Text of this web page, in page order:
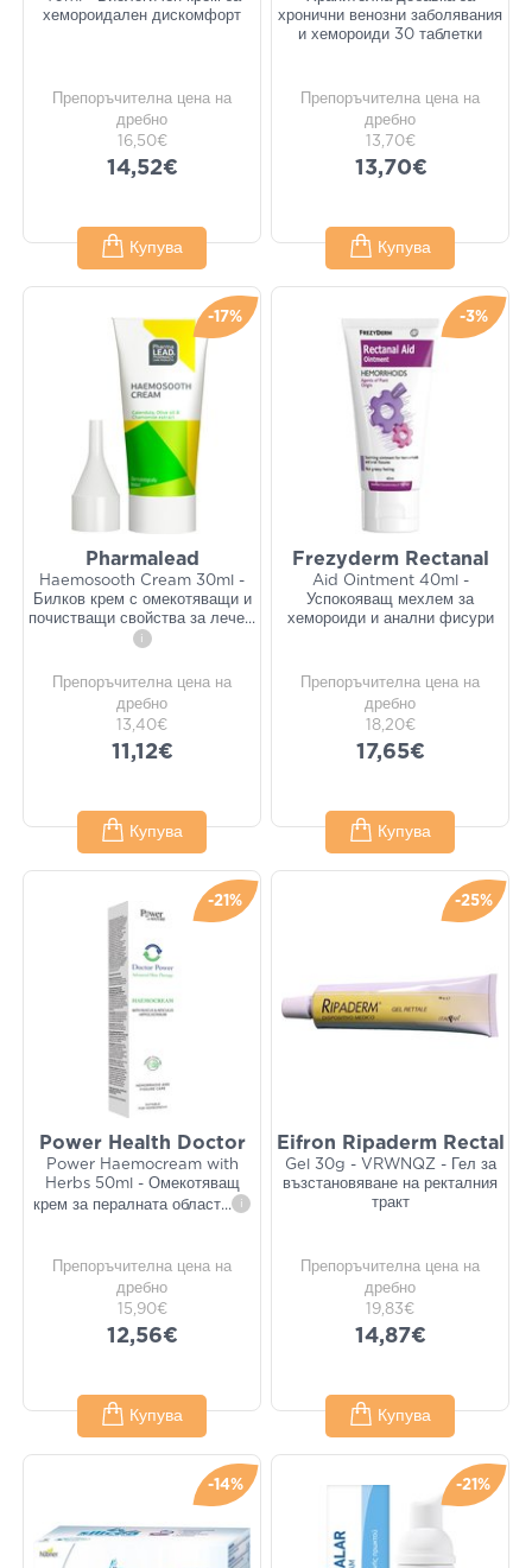
хемороидален дискомфорт
Препоръчителна цена на
дребно
16,50€
14,52€
Купува
хронични венозни заболявания
и хемороиди 30 таблетки
Препоръчителна цена на
дребно
13,70€
13,70€
Купува
-17%
Pharmalead
Haemosooth Cream 30ml -
Билков крем с омекотяващи и
почистващи свойства за лече...
i
Препоръчителна цена на
дребно
13,40€
11,12€
Купува
-3%
Frezyderm Rectanal
Aid Ointment 40ml -
Успокояващ мехлем за
хемороиди и анални фисури
Препоръчителна цена на
дребно
18,20€
17,65€
Купува
-21%
Power Health Doctor
Power Haemocream with
Herbs 50ml - Омекотяващ
крем за пералната област... i
Препоръчителна цена на
дребно
15,90€
12,56€
Купува
-25%
Eifron Ripaderm Rectal
Gel 30g - VRWNQZ - Гел за
възстановяване на ректалния
тракт
Препоръчителна цена на
дребно
19,83€
14,87€
Купува
-14% -21%